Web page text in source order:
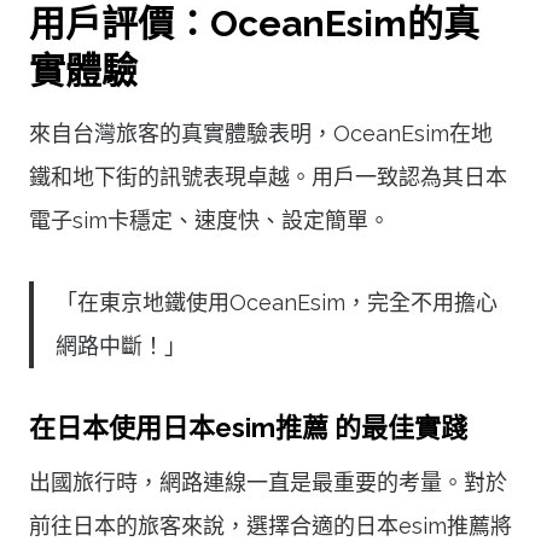
用戶評價：OceanEsim的真
實體驗
來自台灣旅客的真實體驗表明，OceanEsim在地
鐵和地下街的訊號表現卓越。用戶一致認為其日本
電子sim卡穩定、速度快、設定簡單。
「在東京地鐵使用OceanEsim，完全不用擔心
網路中斷！」
在日本使用日本esim推薦 的最佳實踐
出國旅行時，網路連線一直是最重要的考量。對於
前往日本的旅客來說，選擇合適的日本esim推薦將